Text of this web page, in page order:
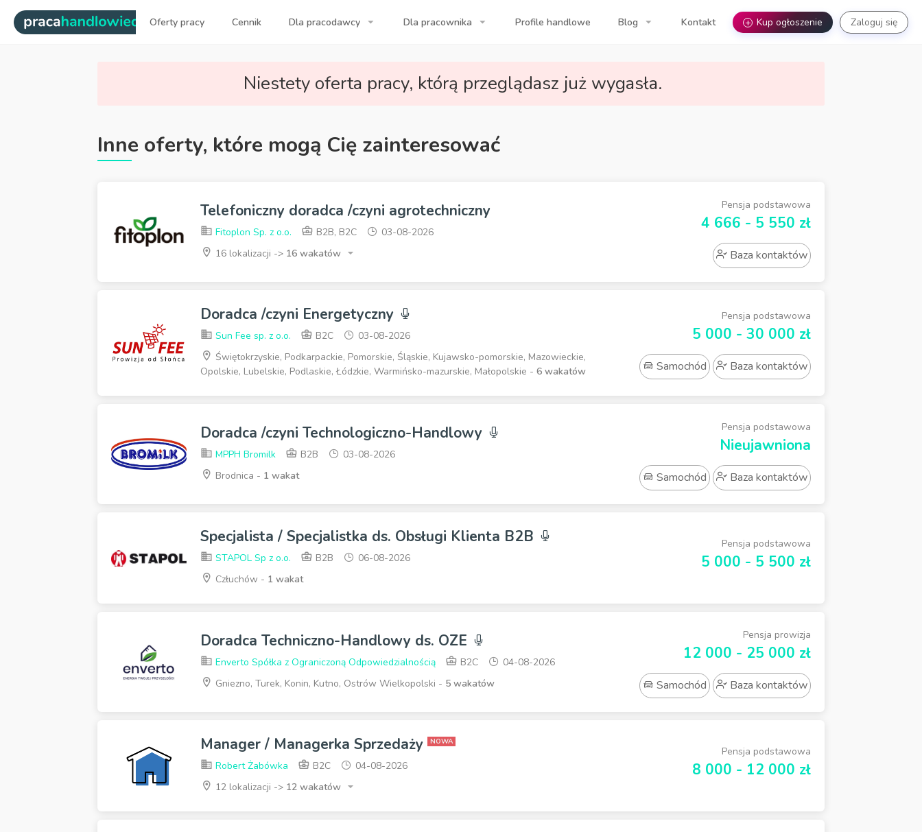
| Najlepsi ludzie sprzedaży dla Twojej firmy!
Oferty pracy Cennik Dla pracodawcy Dla pracownika Profile handlowe Blog Kontakt + Kup ogłoszenie Zaloguj się
Niestety oferta pracy, którą przeglądasz już wygasła.
Inne oferty, które mogą Cię zainteresować
Telefoniczny doradca /czyni agrotechniczny
Fitoplon Sp. z o.o. B2B, B2C
03-08-2026
16 lokalizacji -> 16 wakatów
Pensja podstawowa
4 666 - 5 550 zł
Baza kontaktów
Doradca /czyni Energetyczny
Sun Fee sp. z o.o. B2C
03-08-2026
Świętokrzyskie, Podkarpackie, Pomorskie, Śląskie, Kujawsko-pomorskie, Mazowieckie,
Opolskie, Lubelskie, Podlaskie, Łódzkie, Warmińsko-mazurskie, Małopolskie - 6 wakatów
Pensja podstawowa
5 000 - 30 000 zł
Samochód Baza kontaktów
Doradca /czyni Technologiczno-Handlowy
MPPH Bromilk B2B
03-08-2026
Brodnica - 1 wakat
Pensja podstawowa
Nieujawniona
Samochód Baza kontaktów
Specjalista / Specjalistka ds. Obsługi Klienta B2B
STAPOL Sp z o.o. B2B
06-08-2026
Człuchów - 1 wakat
Pensja podstawowa
5 000 - 5 500 zł
Doradca Techniczno-Handlowy ds. OZE
Enverto Spółka z Ograniczoną Odpowiedzialnością B2C
04-08-2026
Gniezno, Turek, Konin, Kutno, Ostrów Wielkopolski - 5 wakatów
Pensja prowizja
12 000 - 25 000 zł
Samochód Baza kontaktów
Manager / Managerka Sprzedaży NOWA
Robert Żabówka B2C
04-08-2026
12 lokalizacji -> 12 wakatów
Pensja podstawowa
8 000 - 12 000 zł